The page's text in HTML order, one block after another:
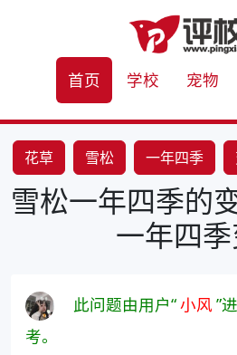
首页 学校 宠物
花草 雪松 一年四季
雪松一年四季的
一年四
此问题由用户“小风 ”
考。